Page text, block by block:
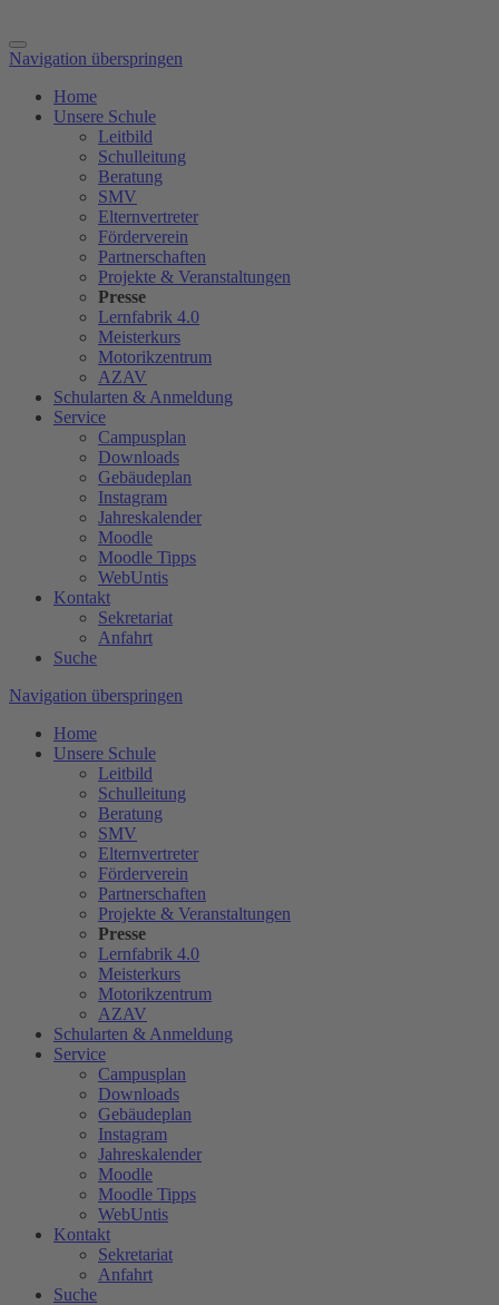
Navigation überspringen
Home
Unsere Schule
Leitbild
Schulleitung
Beratung
SMV
Elternvertreter
Förderverein
Partnerschaften
Projekte & Veranstaltungen
Presse
Lernfabrik 4.0
Meisterkurs
Motorikzentrum
AZAV
Schularten & Anmeldung
Service
Campusplan
Downloads
Gebäudeplan
Instagram
Jahreskalender
Moodle
Moodle Tipps
WebUntis
Kontakt
Sekretariat
Anfahrt
Suche
Navigation überspringen
Home
Unsere Schule
Leitbild
Schulleitung
Beratung
SMV
Elternvertreter
Förderverein
Partnerschaften
Projekte & Veranstaltungen
Presse
Lernfabrik 4.0
Meisterkurs
Motorikzentrum
AZAV
Schularten & Anmeldung
Service
Campusplan
Downloads
Gebäudeplan
Instagram
Jahreskalender
Moodle
Moodle Tipps
WebUntis
Kontakt
Sekretariat
Anfahrt
Suche